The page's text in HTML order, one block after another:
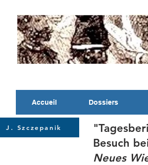
Accueil Dossiers
J. Szczepanik
Besuch
Neues